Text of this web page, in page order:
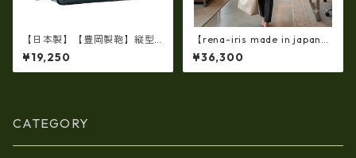
【日本製】【豊岡製鞄】縦型
ショルダーバッグ メンズ 上質
な牛革を使った大人の本革メ
ンズショルダー bz-16453
¥19,250
【rena-iris made in japan】
【国産品】ソフトシュリンク
革ショルダートートバッグ
（イタリアンレザー）ri-5153
¥36,300
CATEGORY